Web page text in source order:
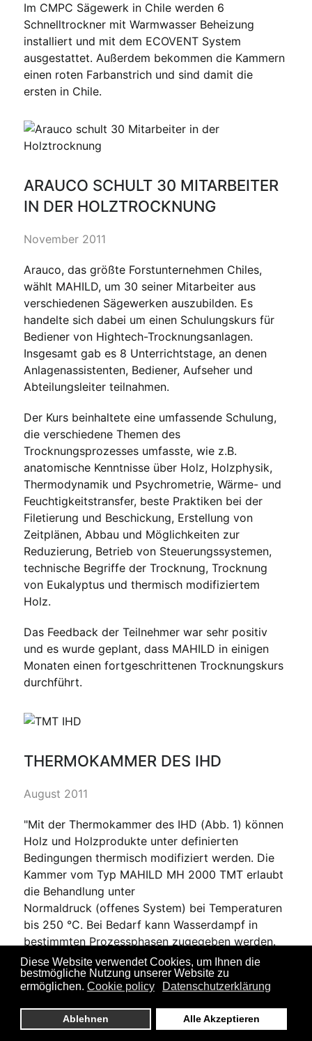
Diese Website verwendet Cookies, um Ihnen die
bestmögliche Nutzung unserer Website zu
ermöglichen. Cookie policy Datenschutzerklärung
Ablehnen Alle Akzeptieren
Im CMPC Sägewerk in Chile werden 6
Schnelltrockner mit Warmwasser Beheizung
installiert und mit dem ECOVENT System
ausgestattet. Außerdem bekommen die Kammern
einen roten Farbanstrich und sind damit die
ersten in Chile.
ARAUCO SCHULT 30 MITARBEITER
IN DER HOLZTROCKNUNG
November 2011
Arauco, das größte Forstunternehmen Chiles,
wählt MAHILD, um 30 seiner Mitarbeiter aus
verschiedenen Sägewerken auszubilden. Es
handelte sich dabei um einen Schulungskurs für
Bediener von Hightech-Trocknungsanlagen.
Insgesamt gab es 8 Unterrichtstage, an denen
Anlagenassistenten, Bediener, Aufseher und
Abteilungsleiter teilnahmen.
Der Kurs beinhaltete eine umfassende Schulung,
die verschiedene Themen des
Trocknungsprozesses umfasste, wie z.B.
anatomische Kenntnisse über Holz, Holzphysik,
Thermodynamik und Psychrometrie, Wärme- und
Feuchtigkeitstransfer, beste Praktiken bei der
Filetierung und Beschickung, Erstellung von
Zeitplänen, Abbau und Möglichkeiten zur
Reduzierung, Betrieb von Steuerungssystemen,
technische Begriffe der Trocknung, Trocknung
von Eukalyptus und thermisch modifiziertem
Holz.
Das Feedback der Teilnehmer war sehr positiv
und es wurde geplant, dass MAHILD in einigen
Monaten einen fortgeschrittenen Trocknungskurs
durchführt.
THERMOKAMMER DES IHD
August 2011
"Mit der Thermokammer des IHD (Abb. 1) können
Holz und Holzprodukte unter definierten
Bedingungen thermisch modifiziert werden. Die
Kammer vom Typ MAHILD MH 2000 TMT erlaubt
die Behandlung unter
Normaldruck (offenes System) bei Temperaturen
bis 250 °C. Bei Bedarf kann Wasserdampf in
bestimmten Prozessphasen zugegeben werden.
Es können Stapel bis 1.200 mm Länge behandelt
werden; das nutzbare Volumen beträgt ca. 0,5 m³.
Der Stapelquerschnitt beträgt optimal 650x650
mm² bzw. maximal 900 mm Breite und 800 mm
Höhe. Die Kammer kann auch als normaler